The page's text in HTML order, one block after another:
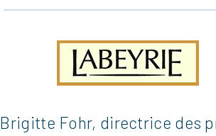
Brigitte Fohr, directrice des